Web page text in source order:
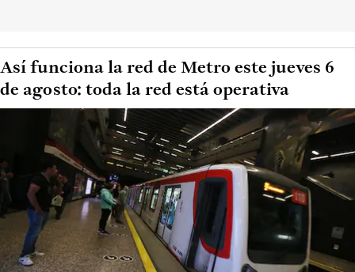
Así funciona la red de Metro este jueves 6
de agosto: toda la red está operativa